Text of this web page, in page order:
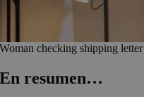
Woman checking shipping letter
En resumen…